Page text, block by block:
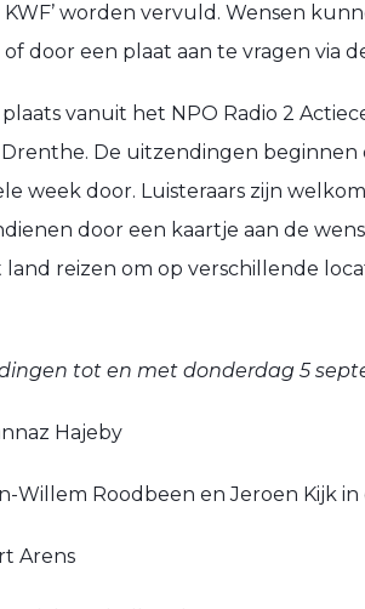
KWF’ worden vervuld. Wensen
door een plaat aan te vragen via
vanuit het NPO Radio 2
De uitzendingen beginnen
week door. Luisteraars zijn
door een kaartje aan de
land reizen om op verschillende
tot en met donderdag 5
Hajeby
Willem Roodbeen en Jeroen Kijk in
Arens